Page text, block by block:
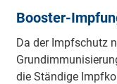
Booster-
Da der Impfschutz
die Ständige